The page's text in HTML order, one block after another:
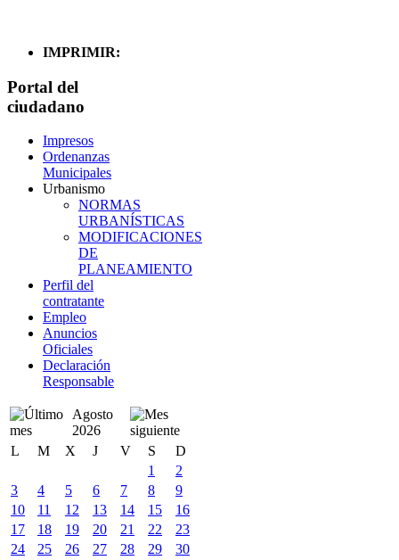
IMPRIMIR:
Portal del
ciudadano
Impresos
Ordenanzas
Municipales
Urbanismo
NORMAS
URBANÍSTICAS
MODIFICACIONES
DE
PLANEAMIENTO
Perfil del
contratante
Empleo
Anuncios
Oficiales
Declaración
Responsable
Agosto
2026
L
M X J V S
D
1
2
3
4 5 6 7 8
9
10
11 12 13 14 15
16
17
18 19 20 21 22
23
24
25 26 27 28 29
30